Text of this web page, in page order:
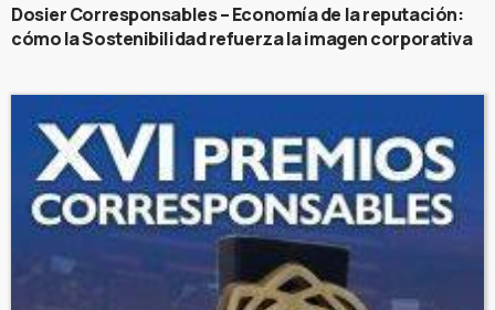
Dosier Corresponsables – Economía de la reputación:
cómo la Sostenibilidad refuerza la imagen corporativa